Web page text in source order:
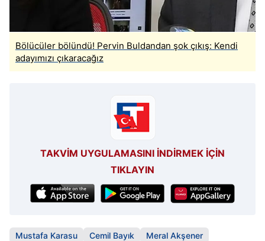
Bölücüler bölündü! Pervin Buldandan şok çıkış: Kendi
adayımızı çıkaracağız
TAKVİM UYGULAMASINI İNDİRMEK İÇİN
TIKLAYIN
Mustafa Karasu Cemil Bayık
Meral Akşener